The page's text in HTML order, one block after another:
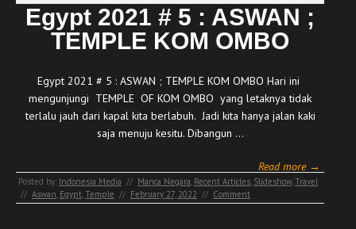
Egypt 2021 # 5 : ASWAN ;
TEMPLE KOM OMBO
Egypt 2021 # 5 : ASWAN ; TEMPLE KOM OMBO Hari ini
mengunjungi TEMPLE OF KOM OMBO yang letaknya tidak
terlalu jauh dari kapal kita berlabuh. Jadi kita hanya jalan kaki
saja menuju kesitu. Dibangun …
Read more →
Posted by: Indonesia Media // Manca Negara, Recent Articles, Slideshow,Travel
// Aswan, Egypt,Temple // February 27, 2022 // Comment